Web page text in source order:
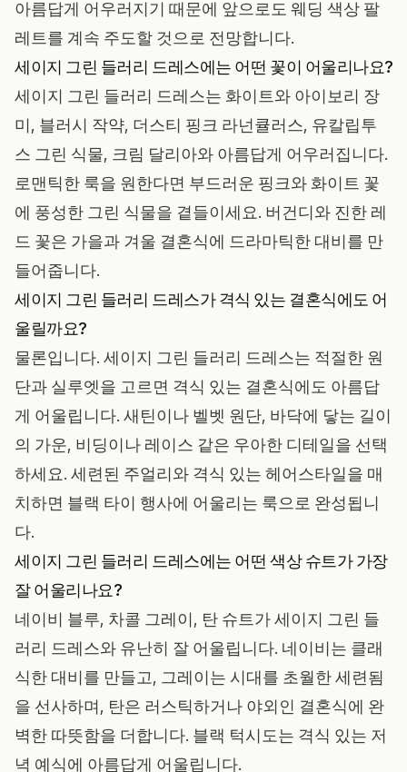
아름답게 어우러지기 때문에 앞으로도 웨딩 색상 팔
레트를 계속 주도할 것으로 전망합니다.
세이지 그린 들러리 드레스에는 어떤 꽃이 어울리나요?
세이지 그린 들러리 드레스는 화이트와 아이보리 장
미, 블러시 작약, 더스티 핑크 라넌큘러스, 유칼립투
스 그린 식물, 크림 달리아와 아름답게 어우러집니다.
로맨틱한 룩을 원한다면 부드러운 핑크와 화이트 꽃
에 풍성한 그린 식물을 곁들이세요. 버건디와 진한 레
드 꽃은 가을과 겨울 결혼식에 드라마틱한 대비를 만
들어줍니다.
세이지 그린 들러리 드레스가 격식 있는 결혼식에도 어
울릴까요?
물론입니다. 세이지 그린 들러리 드레스는 적절한 원
단과 실루엣을 고르면 격식 있는 결혼식에도 아름답
게 어울립니다. 새틴이나 벨벳 원단, 바닥에 닿는 길이
의 가운, 비딩이나 레이스 같은 우아한 디테일을 선택
하세요. 세련된 주얼리와 격식 있는 헤어스타일을 매
치하면 블랙 타이 행사에 어울리는 룩으로 완성됩니
다.
세이지 그린 들러리 드레스에는 어떤 색상 슈트가 가장
잘 어울리나요?
네이비 블루, 차콜 그레이, 탄 슈트가 세이지 그린 들
러리 드레스와 유난히 잘 어울립니다. 네이비는 클래
식한 대비를 만들고, 그레이는 시대를 초월한 세련됨
을 선사하며, 탄은 러스틱하거나 야외인 결혼식에 완
벽한 따뜻함을 더합니다. 블랙 턱시도는 격식 있는 저
녁 예식에 아름답게 어울립니다.